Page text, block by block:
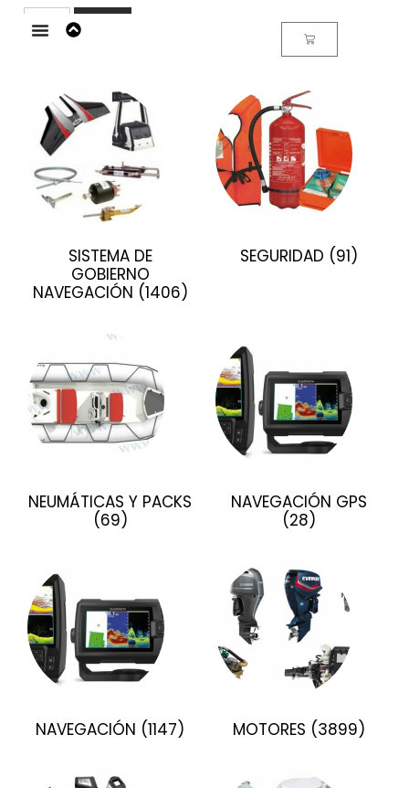
Buscar
SISTEMA DE
GOBIERNO
NAVEGACIÓN (1406)
SEGURIDAD (91)
NEUMÁTICAS Y PACKS
(69)
NAVEGACIÓN GPS
(28)
NAVEGACIÓN (1147) MOTORES (3899)